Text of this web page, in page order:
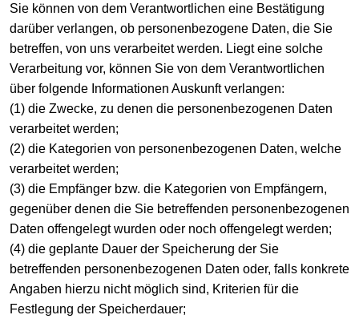
Sie können von dem Verantwortlichen eine Bestätigung
darüber verlangen, ob personenbezogene Daten, die Sie
betreffen, von uns verarbeitet werden. Liegt eine solche
Verarbeitung vor, können Sie von dem Verantwortlichen
über folgende Informationen Auskunft verlangen:
(1) die Zwecke, zu denen die personenbezogenen Daten
verarbeitet werden;
(2) die Kategorien von personenbezogenen Daten, welche
verarbeitet werden;
(3) die Empfänger bzw. die Kategorien von Empfängern,
gegenüber denen die Sie betreffenden personenbezogenen
Daten offengelegt wurden oder noch offengelegt werden;
(4) die geplante Dauer der Speicherung der Sie
betreffenden personenbezogenen Daten oder, falls konkrete
Angaben hierzu nicht möglich sind, Kriterien für die
Festlegung der Speicherdauer;